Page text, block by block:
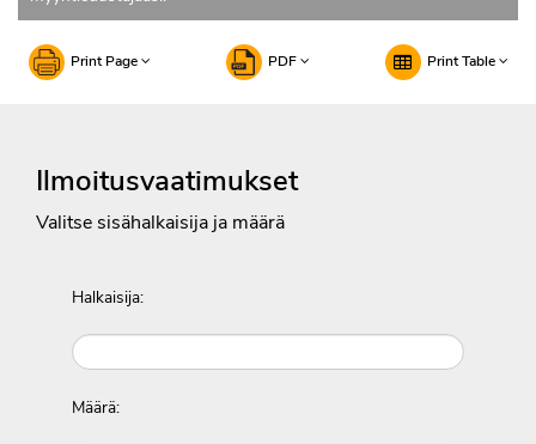
Print Page PDF Print Table
Ilmoitusvaatimukset
Valitse sisähalkaisija ja määrä
Halkaisija:
Määrä: